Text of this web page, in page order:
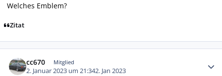
Welches Emblem?
Zitat
cc670 Mitglied
2. Januar 2023 um 21:342. Jan 2023